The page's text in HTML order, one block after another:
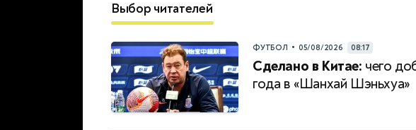
Выбор читателей
ФУТБОЛ • 05/08/2026 08:17
Сделано в Китае: чего
года в «Шанхай Шэньхуа»